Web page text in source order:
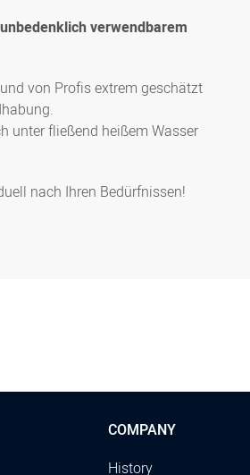
verwendbarem
von Profis extrem geschätzt
unter fließend heißem Wasser
nach Ihren Bedürfnissen!
COMPANY
History